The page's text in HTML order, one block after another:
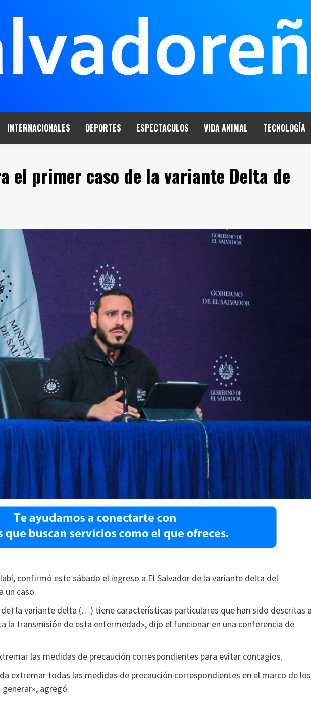
INTERNACIONALES DEPORTES ESPECTACULOS VIDA ANIMAL TECNOLOGÍA
el primer caso de la variante Delta de
confirmó este sábado el ingreso a El Salvador de la variante delta del
un caso.
de) la variante delta (…) tiene características particulares que han sido descritas
la transmisión de esta enfermedad», dijo el funcionar en una conferencia de
las medidas de precaución correspondientes para evitar contagios.
extremar todas las medidas de precaución correspondientes en el marco de los
agregó.